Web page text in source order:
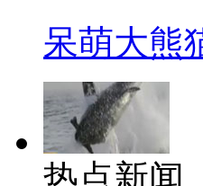
呆萌大熊
热点新闻